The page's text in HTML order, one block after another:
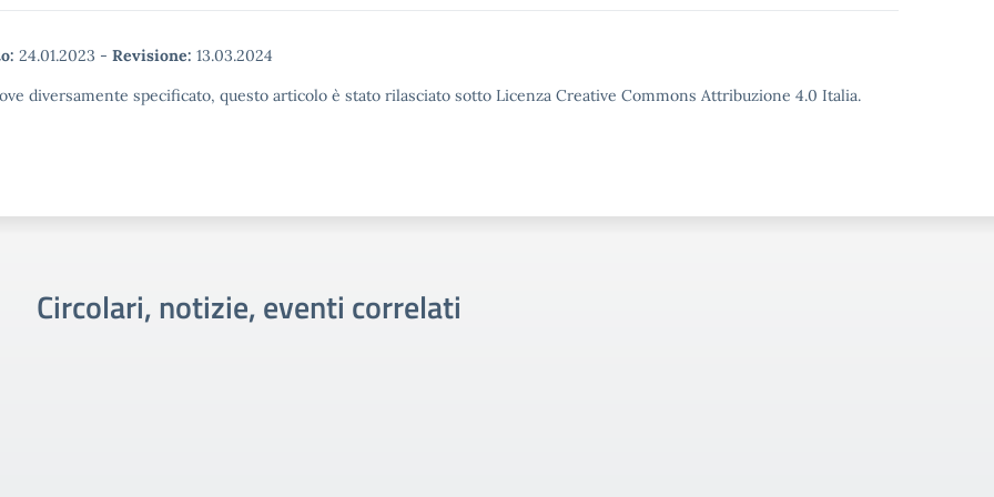
24.01.2023 - Revisione: 13.03.2024
diversamente specificato, questo articolo è stato rilasciato sotto Licenza Creative Commons Attribuzione 4.0 Italia.
Circolari, notizie, eventi correlati